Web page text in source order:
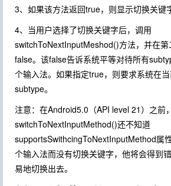
3、如果该方法返回true，则显示切换关键
4、当用户选择了切换关键字后，调用
switchToNextInputMeshod()方法，并在第
false。该false告诉系统平等对待所有
个输入法。如果指定true，则要求系统在
subtype。
注意：在Android5.0（API level 21）之前，
switchToNextInputMethod()还不知道
supportsSwithcingToNextInputMethod属
个输入法而没有切换关键字，他将会得到
易地切换出去。